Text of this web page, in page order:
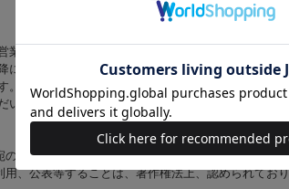
時間内に順次対応いたします。
にご返信いたしますので あらかじめご了承ください
。
た上でお問い合わせください。
のため、
、公表等することは、著作権法上、認められてお